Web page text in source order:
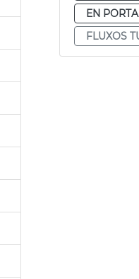
EN
FLUXOS